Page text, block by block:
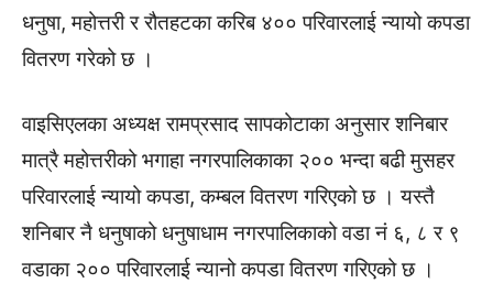
धनुषा, महोत्तरी र रौतहटका करिब ४०० परिवारलाई न्यायो कपडा
वितरण गरेको छ ।
वाइसिएलका अध्यक्ष रामप्रसाद सापकोटाका अनुसार शनिबार
मात्रै महोत्तरीको भगाहा नगरपालिकाका २०० भन्दा बढी मुसहर
परिवारलाई न्यायो कपडा, कम्बल वितरण गरिएको छ । यस्तै
शनिबार नै धनुषाको धनुषाधाम नगरपालिकाको वडा नं ६, ८ र ९
वडाका २०० परिवारलाई न्यानो कपडा वितरण गरिएको छ ।